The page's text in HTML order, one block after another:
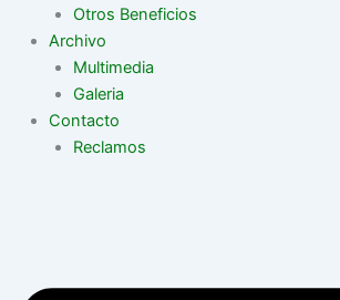
Otros Beneficios
Archivo
Multimedia
Galeria
Contacto
Reclamos